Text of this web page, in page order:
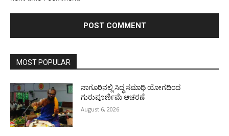
MOST POPULAR
ನಾಗೂರಿನಲ್ಲಿ ಸಿದ್ಧ ಸಮಾಧಿ ಯೋಗದಿಂದ
ಗುರುಪೂರ್ಣಿಮೆ ಆಚರಣೆ
August 6, 2026